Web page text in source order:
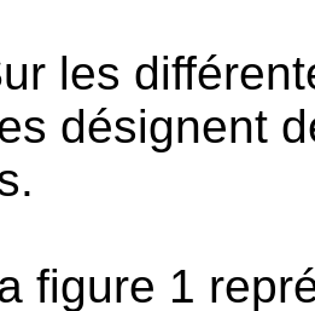
les
désignent
figure 1